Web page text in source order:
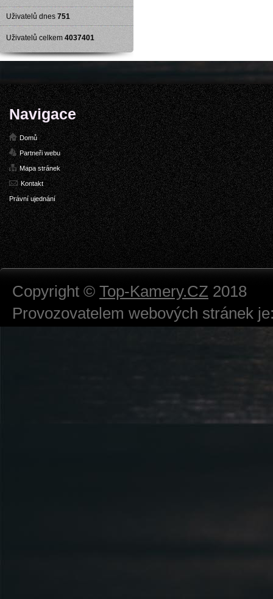
Uživatelů dnes 751
Uživatelů celkem 4037401
Navigace
Domů
Partneři webu
Mapa stránek
Kontakt
Právní ujednání
Copyright © Top-Kamery.CZ 2018
Provozovatelem webových stránek
Právnická osoba podnikající dle
Sídlem: Zbraslavská 55/5a, Praha 5